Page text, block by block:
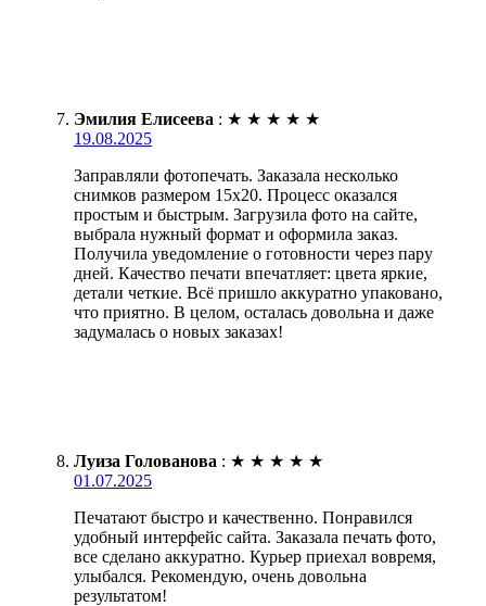
Эмилия Елисеева : ★ ★ ★ ★ ★
19.08.2025
Заправляли фотопечать. Заказала несколько
снимков размером 15х20. Процесс оказался
простым и быстрым. Загрузила фото на сайте,
выбрала нужный формат и оформила заказ.
Получила уведомление о готовности через пару
дней. Качество печати впечатляет: цвета яркие,
детали четкие. Всё пришло аккуратно упаковано,
что приятно. В целом, осталась довольна и даже
задумалась о новых заказах!
Луиза Голованова : ★ ★ ★ ★ ★
01.07.2025
Печатают быстро и качественно. Понравился
удобный интерфейс сайта. Заказала печать фото,
все сделано аккуратно. Курьер приехал вовремя,
улыбался. Рекомендую, очень довольна
результатом!